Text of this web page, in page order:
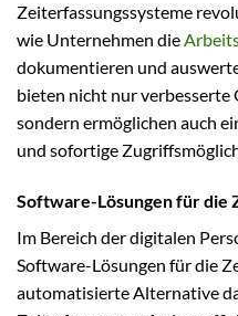
Zeiterfassungssysteme
wie Unternehmen die
dokumentieren und
bieten nicht nur verbesserte
sondern ermöglichen auch
und sofortige
Software-Lösungen für die
Im Bereich der digitalen
Software-Lösungen für die
automatisierte Alternative